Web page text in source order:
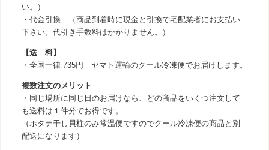
い。）
・代金引換 （商品到着時に現金と引換で宅配業者にお支払い
下さい。代引き手数料はかかりません。）
【送 料】
・全国一律 735円 ヤマト運輸のクール冷凍便でお届けします。
複数注文のメリット
・同じ場所に同じ日のお届けなら、どの商品をいくつ注文して
も送料は１件分でお得です。
（ホタテ干し貝柱のみ常温便ですのでクール冷凍便の商品と別
配送になります）